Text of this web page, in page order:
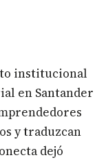
institucional
en Santander
y traduzcan
dejó